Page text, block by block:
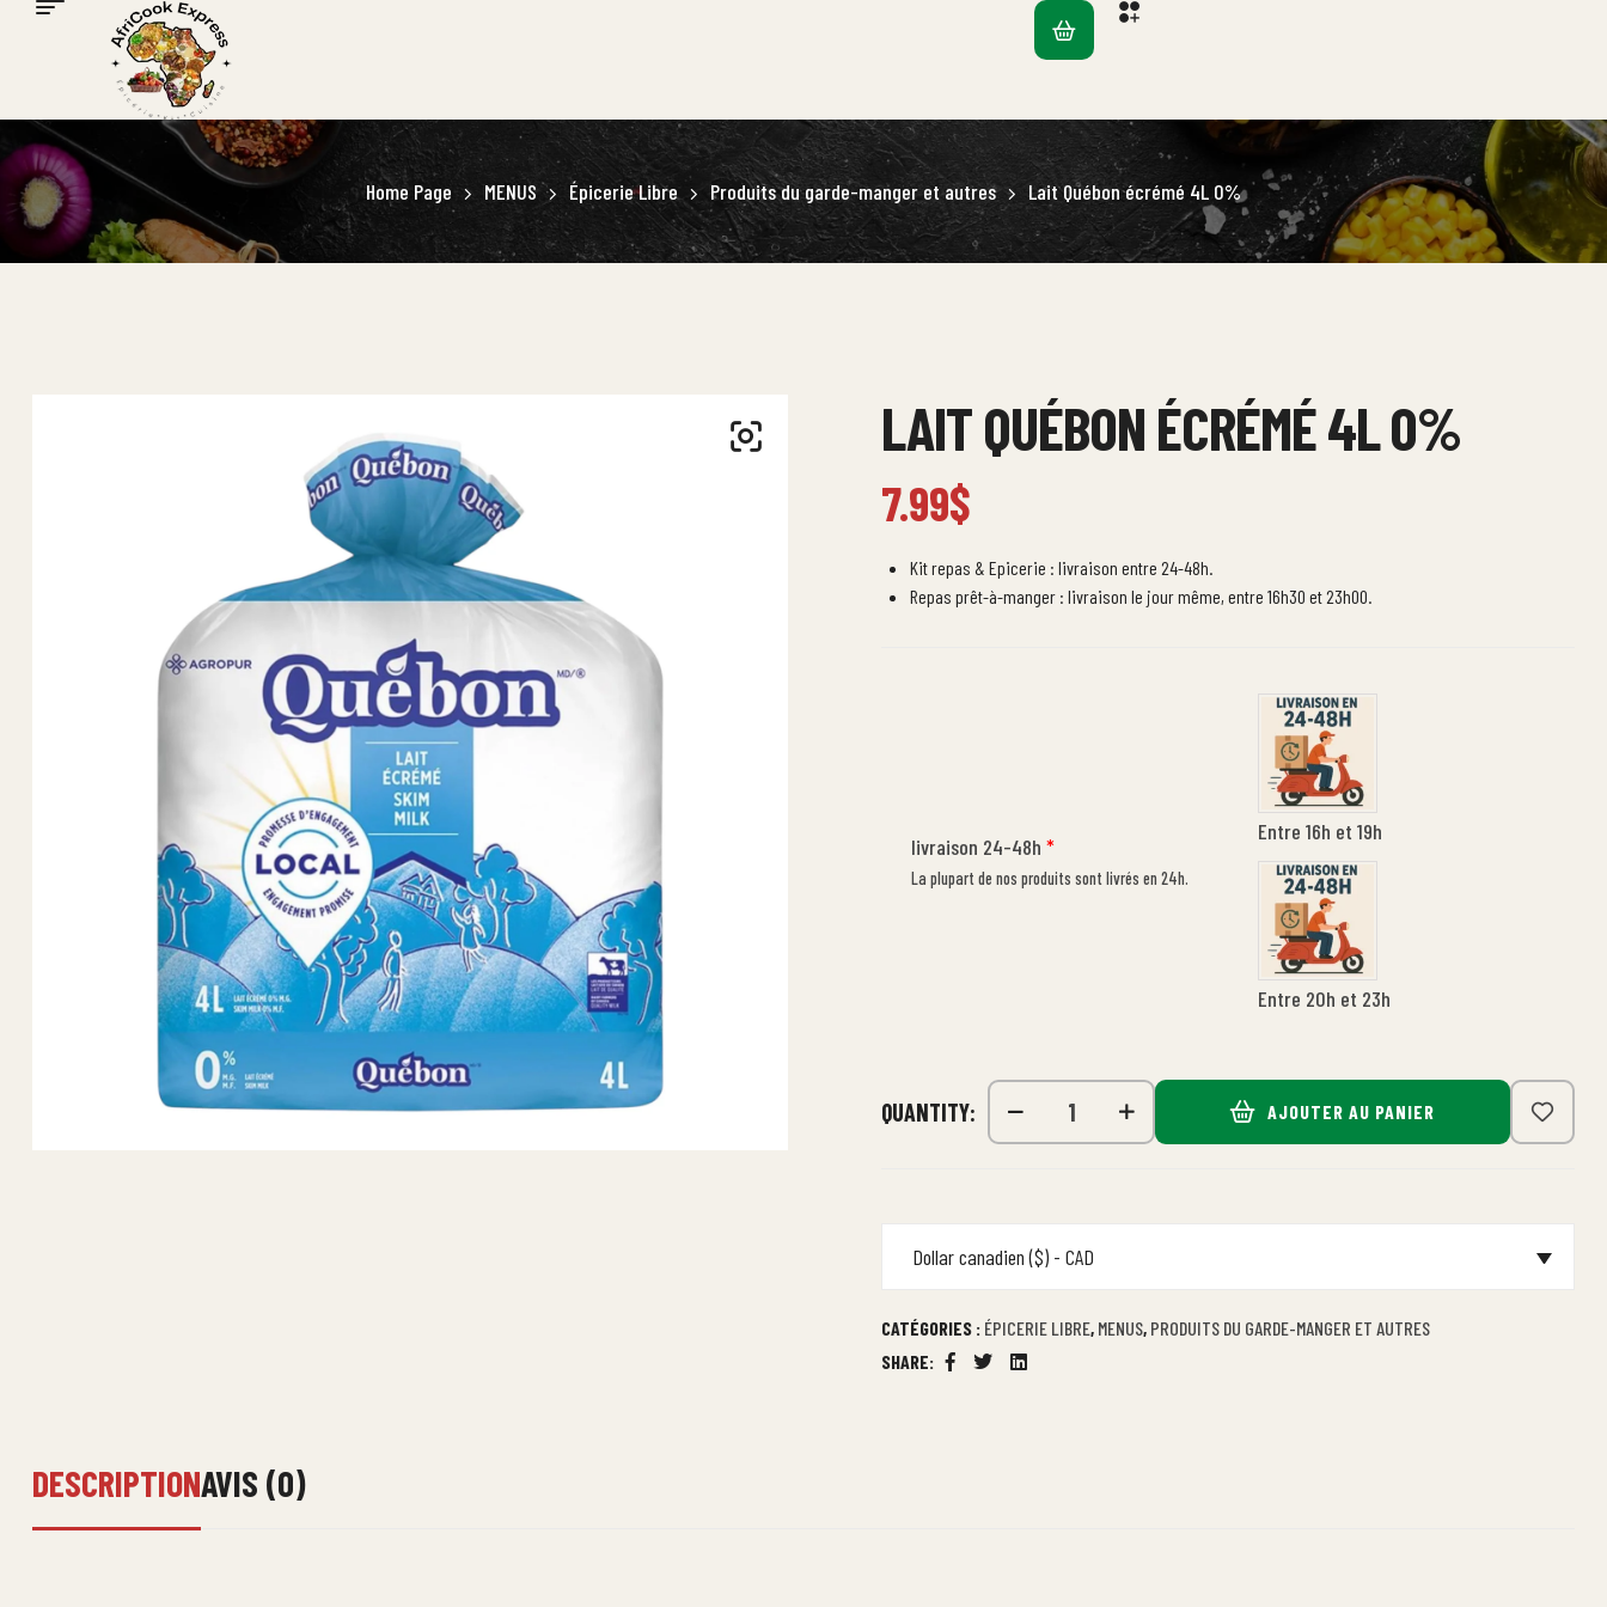
Home Page MENUS Épicerie Libre Produits du garde-manger et autres Lait Québon écrémé 4L 0%
LAIT QUÉBON ÉCRÉMÉ 4L 0%
7.99$
Kit repas & Epicerie : livraison entre 24-48h.
Repas prêt-à-manger : livraison le jour même, entre 16h30 et 23h00.
livraison 24-48h*
La plupart de nos produits sont livrés en 24h.
Entre 16h et 19h
Entre 20h et 23h
QUANTITY: AJOUTER AU PANIER
Dollar canadien ($) - CAD
CATÉGORIES : ÉPICERIE LIBRE, MENUS, PRODUITS DU GARDE-MANGER ET AUTRES
SHARE:
Facebook
TwitterLinkedin
DESCRIPTIONAVIS (0)